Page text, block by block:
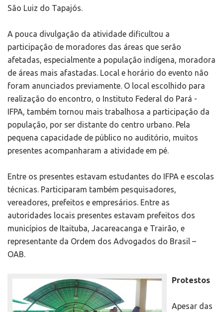
São Luiz do Tapajós.
A pouca divulgação da atividade dificultou a
participação de moradores das áreas que serão
afetadas, especialmente a população indígena, moradora
de áreas mais afastadas. Local e horário do evento não
foram anunciados previamente. O local escolhido para
realização do encontro, o Instituto Federal do Pará -
IFPA, também tornou mais trabalhosa a participação da
população, por ser distante do centro urbano. Pela
pequena capacidade de público no auditório, muitos
presentes acompanharam a atividade em pé.
Entre os presentes estavam estudantes do IFPA e escolas
técnicas. Participaram também pesquisadores,
vereadores, prefeitos e empresários. Entre as
autoridades locais presentes estavam prefeitos dos
municípios de Itaituba, Jacareacanga e Trairão, e
representante da Ordem dos Advogados do Brasil –
OAB.
Protestos
Apesar das